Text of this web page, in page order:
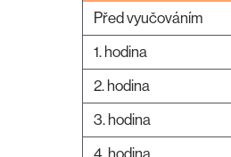
Před vyučováním
1. hodina
2. hodina
3. hodina
4. hodina